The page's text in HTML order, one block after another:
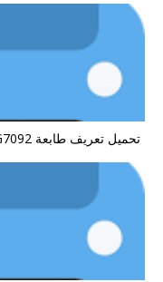
تحميل تعريف طابعة Canon G7092